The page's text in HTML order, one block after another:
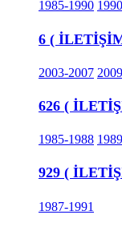
1985-1990
6 (
2003-2007
626 (
1985-1988
929 (
1987-1991